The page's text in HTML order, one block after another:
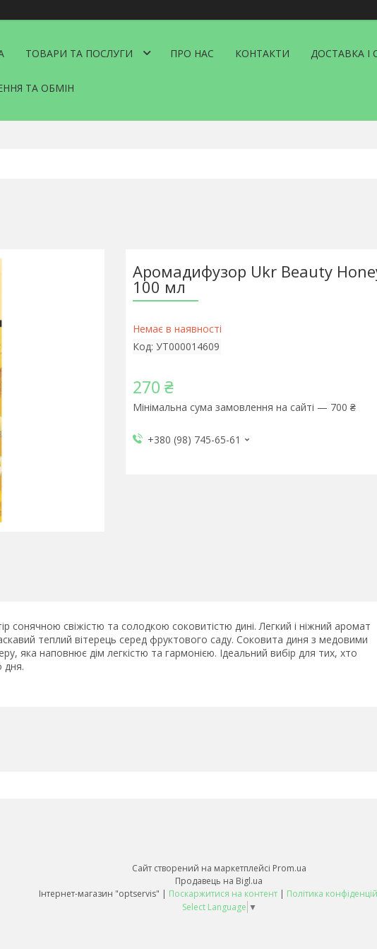
ТОВАРИ ТА ПОСЛУГИ ПРО НАС КОНТАКТИ ДОСТАВКА І
ТА ОБМІН
Аромадифузор Ukr Beauty
100 мл
Немає в наявності
Код: УТ000014609
270 ₴
Мінімальна сума замовлення на сайті — 700 ₴
+380 (98) 745-65-61
свіжістю та солодкою соковитістю дині. Легкий і ніжний аромат
теплий вітерець серед фруктового саду. Соковита диня з медовими
яка наповнює дім легкістю та гармонією. Ідеальний вибір для тих, хто
дня.
Сайт створений на маркетплейсі Prom.ua
Продавець на Bigl.ua
Інтернет-магазин "optservis" | Поскаржитися на контент | Політика
Select Language ▼